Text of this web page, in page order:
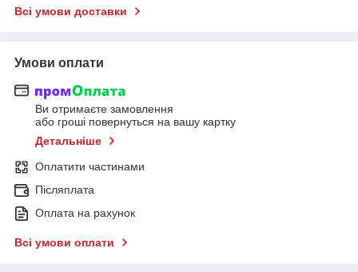
Всі умови доставки
Умови оплати
Ви отримаєте замовлення
або гроші повернуться на вашу картку
Детальніше
Оплатити частинами
Післяплата
Оплата на рахунок
Всі умови оплати